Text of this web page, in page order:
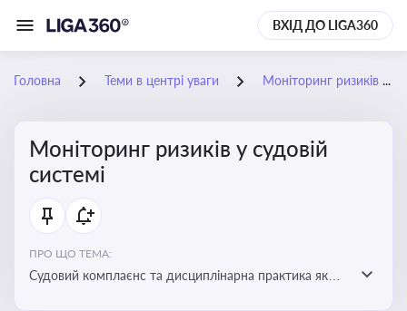
ВХІД ДО LIGA360
Головна Теми в центрі уваги Моніторинг ризиків у судовій системі
Моніторинг ризиків у судовій
системі
ПРО ЩО ТЕМА:
Судовий комплаєнс та дисциплінарна практика як